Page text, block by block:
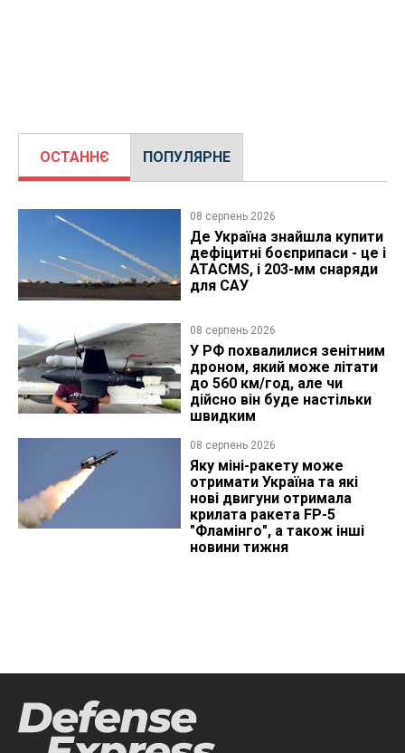
ОСТАННЄ ПОПУЛЯРНЕ
08 серпень 2026
Де Україна знайшла купити
дефіцитні боєприпаси - це і
ATACMS, і 203-мм снаряди
для САУ
08 серпень 2026
У РФ похвалилися зенітним
дроном, який може літати
до 560 км/год, але чи
дійсно він буде настільки
швидким
08 серпень 2026
Яку міні-ракету може
отримати Україна та які
нові двигуни отримала
крилата ракета FP-5
"Фламінго", а також інші
новини тижня